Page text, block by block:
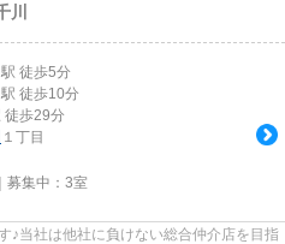
駅 徒歩5分
駅 徒歩10分
徒歩29分
１丁目
集中： 3室
♪当社は他社に負けない総合仲介店を目指